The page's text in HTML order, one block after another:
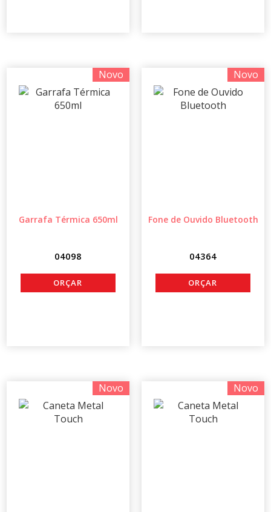
Novo
Garrafa Térmica 650ml
04098
Novo
Fone de Ouvido Bluetooth
04364
Novo Novo